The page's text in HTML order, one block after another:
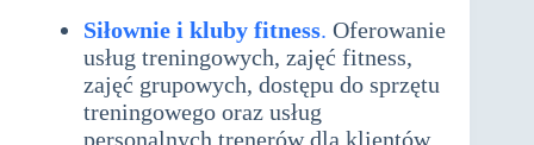
Siłownie i kluby fitness. Oferowanie
usług treningowych, zajęć fitness,
zajęć grupowych, dostępu do sprzętu
treningowego oraz usług
personalnych trenerów dla klientów